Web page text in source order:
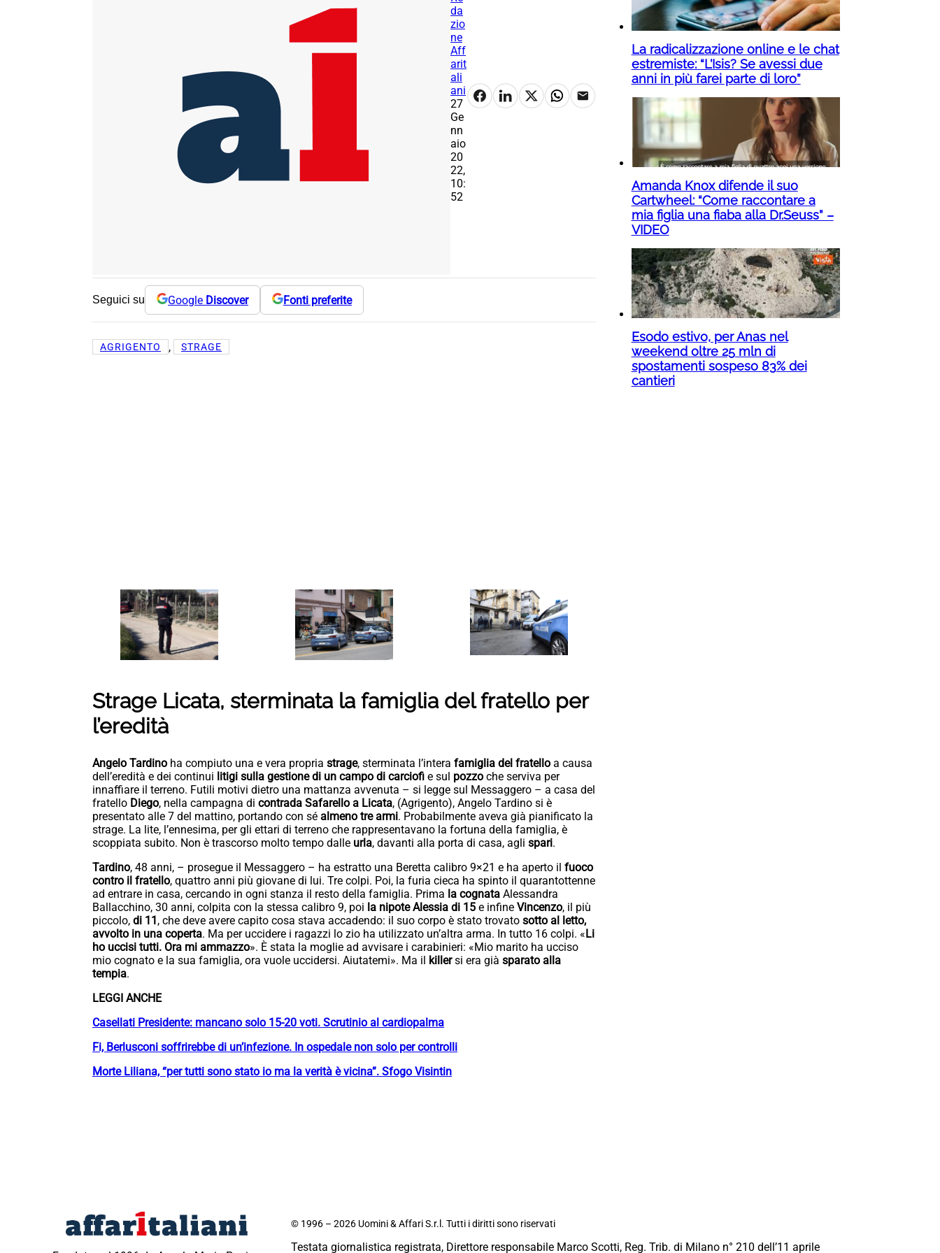
da
zio
ne
Aff
arit
ali
ani
27
Ge
nn
aio
20
22,
10:
52
Seguici su Google Discover Fonti preferite
AGRIGENTO , STRAGE
Strage Licata, sterminata la famiglia del fratello per
l’eredità
Angelo Tardino ha compiuto una e vera propria strage, sterminata l’intera famiglia del fratello a causa
dell’eredità e dei continui litigi sulla gestione di un campo di carciofi e sul pozzo che serviva per
innaffiare il terreno. Futili motivi dietro una mattanza avvenuta – si legge sul Messaggero – a casa del
fratello Diego, nella campagna di contrada Safarello a Licata, (Agrigento), Angelo Tardino si è
presentato alle 7 del mattino, portando con sé almeno tre armi. Probabilmente aveva già pianificato la
strage. La lite, l’ennesima, per gli ettari di terreno che rappresentavano la fortuna della famiglia, è
scoppiata subito. Non è trascorso molto tempo dalle urla, davanti alla porta di casa, agli spari.
Tardino, 48 anni, – prosegue il Messaggero – ha estratto una Beretta calibro 9×21 e ha aperto il fuoco
contro il fratello, quattro anni più giovane di lui. Tre colpi. Poi, la furia cieca ha spinto il quarantottenne
ad entrare in casa, cercando in ogni stanza il resto della famiglia. Prima la cognata Alessandra
Ballacchino, 30 anni, colpita con la stessa calibro 9, poi la nipote Alessia di 15 e infine Vincenzo, il più
piccolo, di 11, che deve avere capito cosa stava accadendo: il suo corpo è stato trovato sotto al letto,
avvolto in una coperta. Ma per uccidere i ragazzi lo zio ha utilizzato un’altra arma. In tutto 16 colpi. «Li
ho uccisi tutti. Ora mi ammazzo». È stata la moglie ad avvisare i carabinieri: «Mio marito ha ucciso
mio cognato e la sua famiglia, ora vuole uccidersi. Aiutatemi». Ma il killersi era già sparato alla
tempia.
LEGGI ANCHE
Casellati Presidente: mancano solo 15-20 voti. Scrutinio al cardiopalma
Fi, Berlusconi soffrirebbe di un’infezione. In ospedale non solo per controlli
Morte Liliana, “per tutti sono stato io ma la verità è vicina”. Sfogo Visintin
La radicalizzazione online e le chat
estremiste: “L’Isis? Se avessi due
anni in più farei parte di loro”
Amanda Knox difende il suo
Cartwheel: “Come raccontare a
mia figlia una fiaba alla Dr.Seuss” –
VIDEO
Esodo estivo, per Anas nel
weekend oltre 25 mln di
spostamenti sospeso 83% dei
cantieri
© 1996 – 2026 Uomini & Affari S.r.l. Tutti i diritti sono riservati
Testata giornalistica registrata, Direttore responsabile Marco Scotti, Reg. Trib. di Milano n° 210 dell’11 aprile